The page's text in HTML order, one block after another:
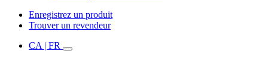
Enregistrez un produit
Trouver un revendeur
CA | FR